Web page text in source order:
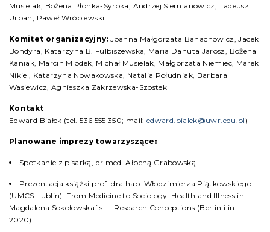
Musielak, Bożena Płonka-Syroka, Andrzej Siemianowicz, Tadeusz
Urban, Paweł Wróblewski
Komitet organizacyjny:Joanna Małgorzata Banachowicz, Jacek
Bondyra, Katarzyna B. Fulbiszewska, Maria Danuta Jarosz, Bożena
Kaniak, Marcin Miodek, Michał Musielak, Małgorzata Niemiec, Marek
Nikiel, Katarzyna Nowakowska, Natalia Południak, Barbara
Wasiewicz, Agnieszka Zakrzewska-Szostek
Kontakt
Edward Białek (tel. 536 555 350; mail:edward.bialek@uwr.edu.pl )
Planowane imprezy towarzyszące:
Spotkanie z pisarką, dr med. Ałbeną Grabowską
Prezentacja książki prof. dra hab. Włodzimierza Piątkowskiego
(UMCS Lublin): From Medicine to Sociology. Health and Illness in
Magdalena Sokołowska`s – –Research Conceptions (Berlin i in.
2020)